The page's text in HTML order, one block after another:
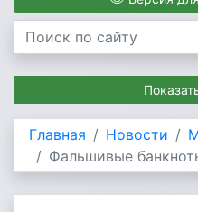
Главная Новости
Фальшивые